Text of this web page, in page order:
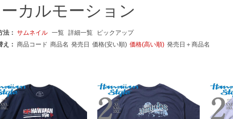
ーカルモーション
法： サムネイル 一覧 詳細一覧
ピックアップ
え： 商品コード 商品名 発売日 価格(安い順) 価格(高い順) 発売日＋商品名